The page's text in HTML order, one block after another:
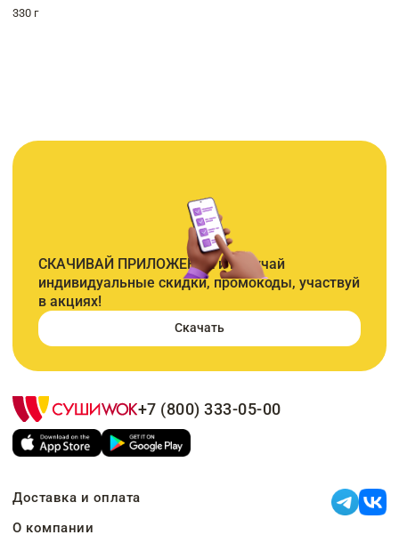
330 г
СКАЧИВАЙ ПРИЛОЖЕНИЕ и получай
индивидуальные скидки, промокоды, участвуй
в акциях!
Скачать
+7 (800) 333-05-00
Доставка и оплата
О компании